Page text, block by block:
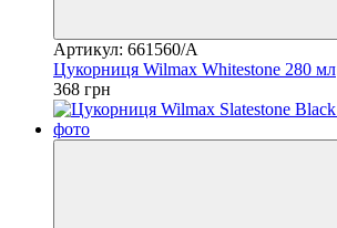
Артикул: 661560/A
Цукорниця Wilmax Whitestone 280 мл
368 грн